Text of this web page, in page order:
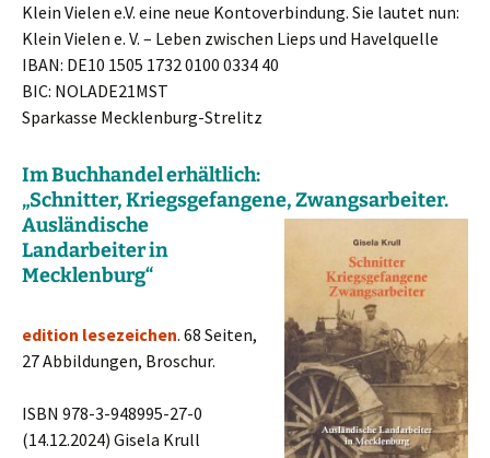
Klein Vielen e.V. eine neue Kontoverbindung. Sie lautet nun:
Klein Vielen e. V. – Leben zwischen Lieps und Havelquelle
IBAN: DE10 1505 1732 0100 0334 40
BIC: NOLADE21MST
Sparkasse Mecklenburg-Strelitz
Im Buchhandel erhältlich:
„Schnitter, Kriegsgefangene, Zwangsarbeiter.
Ausländische
Landarbeiter in
Mecklenburg“
edition lesezeichen. 68 Seiten,
27 Abbildungen, Broschur.
ISBN 978-3-948995-27-0
(14.12.2024) Gisela Krull